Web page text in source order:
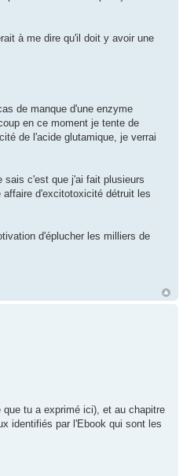
à me dire qu'il doit y avoir une
de manque d'une enzyme
en ce moment je tente de
de l'acide glutamique, je verrai
sais c'est que j'ai fait plusieurs
d'excitotoxicité détruit les
d'éplucher les milliers de
tu a exprimé ici), et au chapitre
identifiés par l'Ebook qui sont les